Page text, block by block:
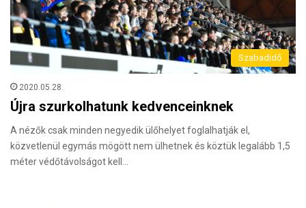
Szabadidő
2020.05.28.
Újra szurkolhatunk kedvenceinknek
A nézők csak minden negyedik ülőhelyet foglalhatják el,
közvetlenül egymás mögött nem ülhetnek és köztük legalább 1,5
méter védőtávolságot kell…